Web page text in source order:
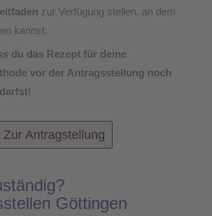
zur Verfügung stellen, an dem
kannst.
du das Rezept für deine
vor der Antragsstellung noch
Antragstellung
Göttingen